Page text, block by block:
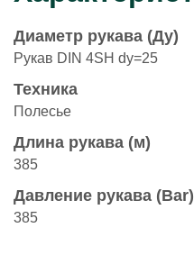
Диаметр рукава (Ду)
Рукав DIN 4SH dy=25
Техника
Полесье
Длина рукава (м)
385
Давление рукава (Bar)
385